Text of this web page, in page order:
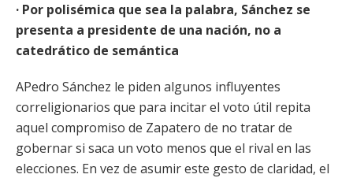
· Por polisémica que sea la palabra, Sánchez se
presenta a presidente de una nación, no a
catedrático de semántica
APedro Sánchez le piden algunos influyentes
correligionarios que para incitar el voto útil repita
aquel compromiso de Zapatero de no tratar de
gobernar si saca un voto menos que el rival en las
elecciones. En vez de asumir este gesto de claridad, el